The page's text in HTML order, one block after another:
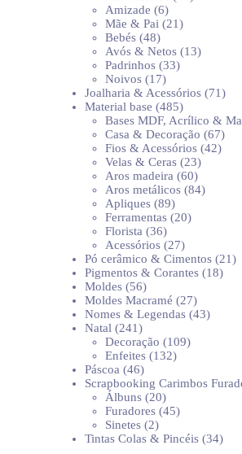
Amizade 66
produtos
Mãe & Pai 2121
Bebés 4848
produtos
Avós & Netos 1313
Padrinhos 3333
Noivos 1717
produtos
Joalharia & Acessórios 7171
Material base 485485
produtos
Bases MDF, Acrílico &
Casa & Decoração 6767
Fios & Acessórios 4242
Velas & Ceras 2323
produtos
Aros madeira 6060
produtos
Aros metálicos 8484
Apliques 8989
produtos
Ferramentas 2020
Florista 3636
produtos
Acessórios 2727
produtos
Pó cerâmico & Cimentos 2121
Pigmentos & Corantes 1818
Moldes 5656
produtos
Moldes Macramé 2727
produtos
Nomes & Legendas 4343
Natal 241241
produtos
Decoração 109109
Enfeites 132132
Páscoa 4646
produtos
Scrapbooking Carimbos
Álbuns 2020
produtos
Furadores 4545
Sinetes 22
produtos
Tintas Colas & Pincéis 3434